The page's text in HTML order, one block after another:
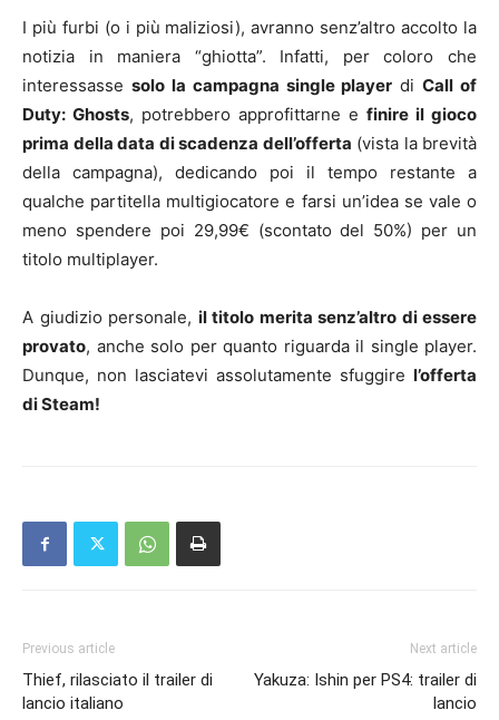
I più furbi (o i più maliziosi), avranno senz’altro accolto la
notizia in maniera “ghiotta”. Infatti, per coloro che
interessasse solo la campagna single player diCall of
Duty: Ghosts, potrebbero approfittarne e finire il gioco
prima della data di scadenza dell’offerta (vista la brevità
della campagna), dedicando poi il tempo restante a
qualche partitella multigiocatore e farsi un’idea se vale o
meno spendere poi 29,99€ (scontato del 50%) per un
titolo multiplayer.
A giudizio personale, il titolo merita senz’altro di essere
provato, anche solo per quanto riguarda il single player.
Dunque, non lasciatevi assolutamente sfuggire l’offerta
di Steam!
Previous article
Thief, rilasciato il trailer di
lancio italiano
Next article
Yakuza: Ishin per PS4: trailer di
lancio